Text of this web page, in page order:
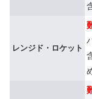
レンジド・ロケット